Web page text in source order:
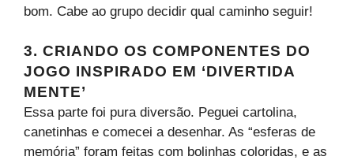
bom. Cabe ao grupo decidir qual caminho seguir!
3. CRIANDO OS COMPONENTES DO
JOGO INSPIRADO EM ‘DIVERTIDA
MENTE’
Essa parte foi pura diversão. Peguei cartolina,
canetinhas e comecei a desenhar. As “esferas de
memória” foram feitas com bolinhas coloridas, e as